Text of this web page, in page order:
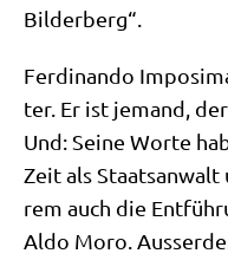
Bilderberg“.
Fer­di­nan­do
ter. Er ist jemand,
Und: Sei­ne Wor­te
Zeit als
rem auch die
Aldo Moro.